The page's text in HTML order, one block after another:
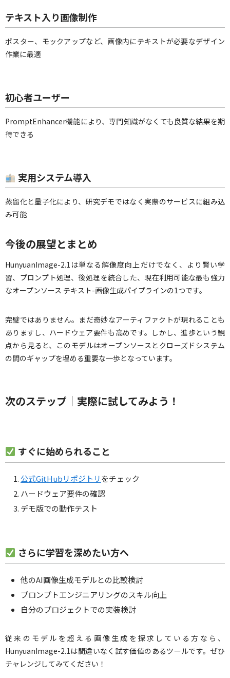
テキスト入り画像制作
ポスター、モックアップなど、画像内にテキストが必要なデザイン
作業に最適
初心者ユーザー
PromptEnhancer機能により、専門知識がなくても良質な結果を期
待できる
実用システム導入
蒸留化と量子化により、研究デモではなく実際のサービスに組み込
み可能
今後の展望とまとめ
HunyuanImage-2.1は単なる解像度向上だけでなく、より賢い学
習、プロンプト処理、後処理を統合した、現在利用可能な最も強力
なオープンソース テキスト-画像生成パイプラインの1つです。
完璧ではありません。まだ奇妙なアーティファクトが現れることも
ありますし、ハードウェア要件も高めです。しかし、進歩という観
点から見ると、このモデルはオープンソースとクローズドシステム
の間のギャップを埋める重要な一歩となっています。
次のステップ｜実際に試してみよう！
すぐに始められること
公式GitHubリポジトリをチェック
ハードウェア要件の確認
デモ版での動作テスト
さらに学習を深めたい方へ
他のAI画像生成モデルとの比較検討
プロンプトエンジニアリングのスキル向上
自分のプロジェクトでの実装検討
従来のモデルを超える画像生成を探求している方なら、
HunyuanImage-2.1は間違いなく試す価値のあるツールです。ぜひ
チャレンジしてみてください！